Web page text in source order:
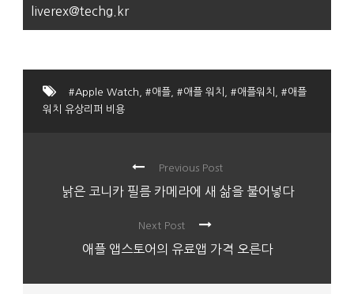
liverex@techg.kr
#Apple Watch #애플 #애플 워치 #애플워치
#애플
워치 유상리퍼 비용
Previous Post
낡은 코니카 필름 카메라에 새 삶을 불어넣다
Next Post
애플 앱스토어의 유료앱 가격 오른다